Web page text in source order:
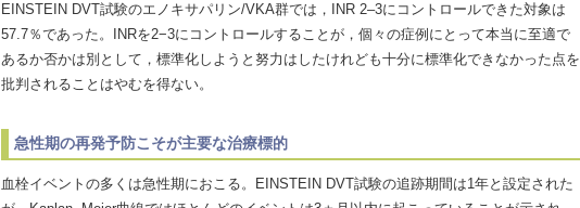
EINSTEIN DVT試験のエノキサパリン/VKA群では，INR 2–3にコントロールできた対象は
57.7％であった。INRを2−3にコントロールすることが，個々の症例にとって本当に至適で
あるか否かは別として，標準化しようと努力はしたけれども十分に標準化できなかった点を
批判されることはやむを得ない。
急性期の再発予防こそが主要な治療標的
血栓イベントの多くは急性期におこる。EINSTEIN DVT試験の追跡期間は1年と設定された